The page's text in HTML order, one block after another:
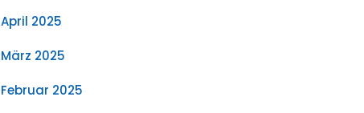
April 2025
März 2025
Februar 2025